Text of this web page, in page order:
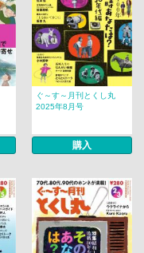
ぐ～す～月刊とくし丸
2025年8月号
購入